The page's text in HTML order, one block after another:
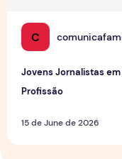
C
Jovens Jornalistas
Profissão
15 de June de 2026